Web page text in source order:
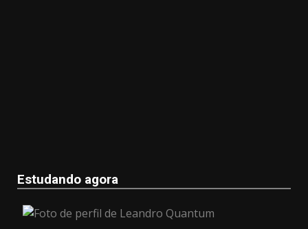
Estudando agora